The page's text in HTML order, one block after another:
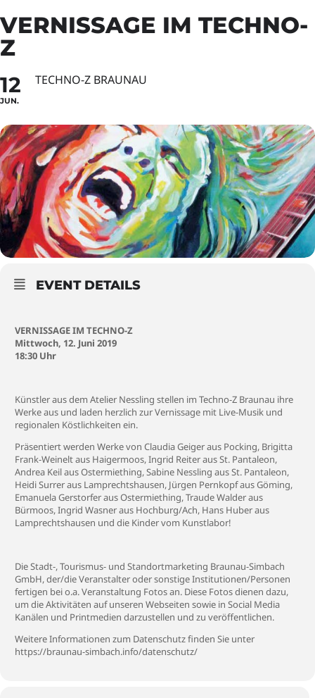
VERNISSAGE IM TECHNO-
Z
12
JUN.
TECHNO-Z BRAUNAU
EVENT DETAILS
VERNISSAGE IM TECHNO-Z
Mittwoch, 12. Juni 2019
18:30 Uhr
Künstler aus dem Atelier Nessling stellen im Techno-Z Braunau ihre
Werke aus und laden herzlich zur Vernissage mit Live-Musik und
regionalen Köstlichkeiten ein.
Präsentiert werden Werke von Claudia Geiger aus Pocking, Brigitta
Frank-Weinelt aus Haigermoos, Ingrid Reiter aus St. Pantaleon,
Andrea Keil aus Ostermiething, Sabine Nessling aus St. Pantaleon,
Heidi Surrer aus Lamprechtshausen, Jürgen Pernkopf aus Göming,
Emanuela Gerstorfer aus Ostermiething, Traude Walder aus
Bürmoos, Ingrid Wasner aus Hochburg/Ach, Hans Huber aus
Lamprechtshausen und die Kinder vom Kunstlabor!
Die Stadt-, Tourismus- und Standortmarketing Braunau-Simbach
GmbH, der/die Veranstalter oder sonstige Institutionen/Personen
fertigen bei o.a. Veranstaltung Fotos an. Diese Fotos dienen dazu,
um die Aktivitäten auf unseren Webseiten sowie in Social Media
Kanälen und Printmedien darzustellen und zu veröffentlichen.
Weitere Informationen zum Datenschutz finden Sie unter
https://braunau-simbach.info/datenschutz/